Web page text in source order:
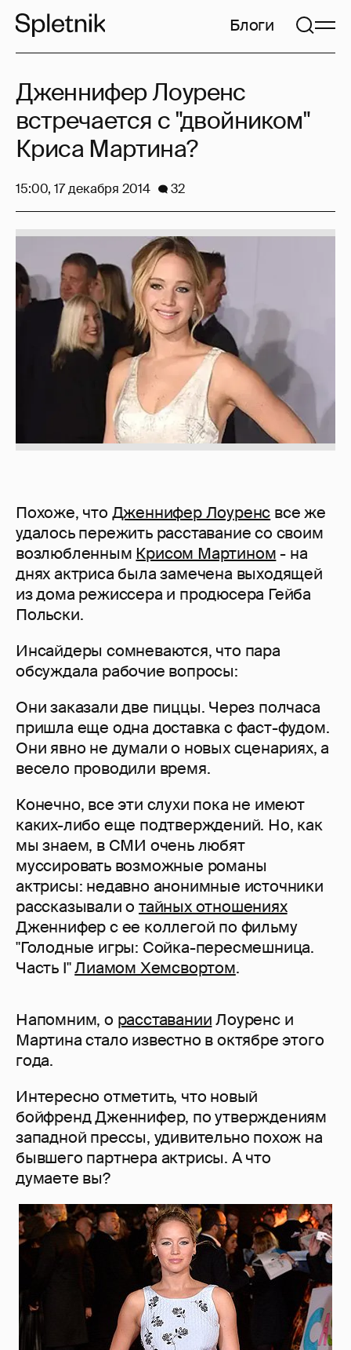
Блоги
Похоже, что Дженнифер Лоуренс все же
удалось пережить расставание со своим
возлюбленным Крисом Мартином- на
днях актриса была замечена выходящей
из дома режиссера и продюсера Гейба
Польски.
Инсайдеры сомневаются, что пара
обсуждала рабочие вопросы:
Они заказали две пиццы. Через полчаса
пришла еще одна доставка с фаст-фудом.
Они явно не думали о новых сценариях, а
весело проводили время.
Конечно, все эти слухи пока не имеют
каких-либо еще подтверждений. Но, как
мы знаем, в СМИ очень любят
муссировать возможные романы
актрисы: недавно анонимные источники
рассказывали отайных отношениях
Дженнифер с ее коллегой по фильму
"Голодные игры: Сойка-пересмешница.
Часть I"Лиамом Хемсвортом.
Напомним, о расставанииЛоуренс и
Мартина стало известно в октябре этого
года.
Интересно отметить, что новый
бойфренд Дженнифер, по утверждениям
западной прессы, удивительно похож на
бывшего партнера актрисы. А что
думаете вы?
Дженнифер Лоуренс
встречается с "двойником"
Криса Мартина?
15:00, 17 декабря 2014 32